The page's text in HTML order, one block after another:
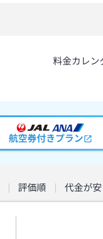
料金カレン
航空券付きプラン
評価順 代金が